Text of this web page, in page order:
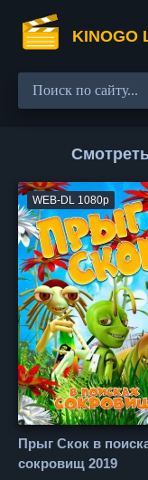
KINOGO
WEB-DL 1080p
Прыг Скок в
сокровищ 2019